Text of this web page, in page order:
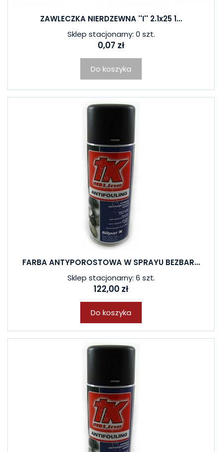
ZAWLECZKA NIERDZEWNA ''I'' 2.1x25 1...
Sklep stacjonarny: 0 szt.
0,07 zł
Do koszyka
FARBA ANTYPOROSTOWA W SPRAYU BEZBAR...
Sklep stacjonarny: 6 szt.
122,00 zł
Do koszyka